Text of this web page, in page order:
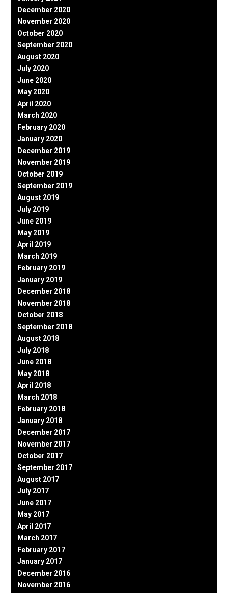
December 2020
November 2020
October 2020
September 2020
August 2020
July 2020
June 2020
May 2020
April 2020
March 2020
February 2020
January 2020
December 2019
November 2019
October 2019
September 2019
August 2019
July 2019
June 2019
May 2019
April 2019
March 2019
February 2019
January 2019
December 2018
November 2018
October 2018
September 2018
August 2018
July 2018
June 2018
May 2018
April 2018
March 2018
February 2018
January 2018
December 2017
November 2017
October 2017
September 2017
August 2017
July 2017
June 2017
May 2017
April 2017
March 2017
February 2017
January 2017
December 2016
November 2016